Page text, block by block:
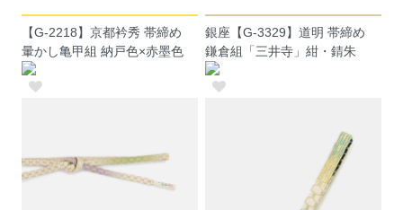
【G-2218】京都衿秀 帯締め
暈かし亀甲組 納戸色×赤墨色
銀座【G-3329】道明 帯締め
鎌倉組「三井寺」紺・錆朱